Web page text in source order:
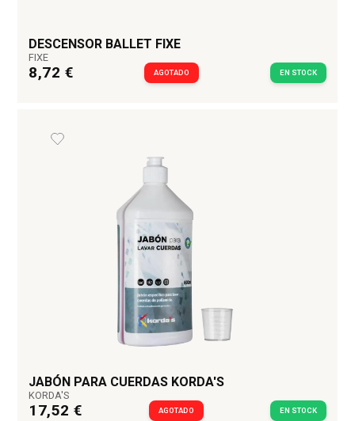
DESCENSOR BALLET FIXE
FIXE
8,72 € AGOTADO EN STOCK
JABÓN PARA CUERDAS KORDA'S
KORDA'S
17,52 € AGOTADO EN STOCK